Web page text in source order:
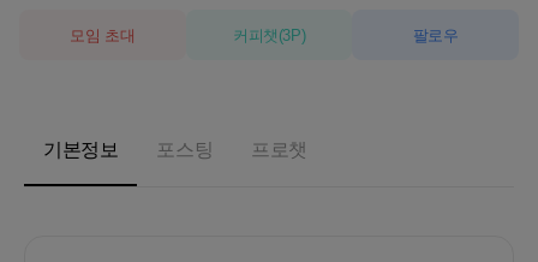
모임 초대 커피챗 (3P) 팔로우
기본정보 포스팅 프로챗